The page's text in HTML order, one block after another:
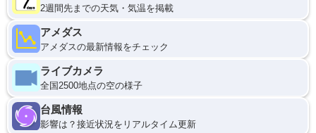
2週間先までの天気・気温を掲載
アメダス
アメダスの最新情報をチェック
ライブカメラ
全国2500地点の空の様子
台風情報
影響は？接近状況をリアルタイム更新